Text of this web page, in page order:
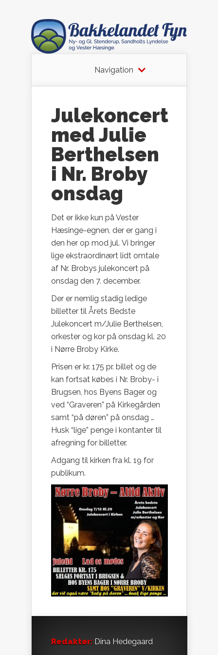
Navigation
Julekoncert
med Julie
Berthelsen
i Nr. Broby
onsdag
Det er ikke kun på Vester
Hæsinge-egnen, der er gang i
den her op mod jul. Vi bringer
lige ekstraordinært lidt omtale
af Nr. Brobys julekoncert på
onsdag den 7. december.
Der er nemlig stadig ledige
billetter til Årets Bedste
Julekoncert m/Julie Berthelsen,
orkester og kor på onsdag kl. 20
i Nørre Broby Kirke.
Prisen er kr. 175 pr. billet og de
kan fortsat købes i Nr. Broby- i
Brugsen, hos Byens Bager og
ved “Graveren” på Kirkegården
samt “på døren” på onsdag …
Husk “lige” penge i kontanter til
afregning for billetter.
Adgang til kirken fra kl. 19 for
publikum.
Redaktør: Dina Hedegaard